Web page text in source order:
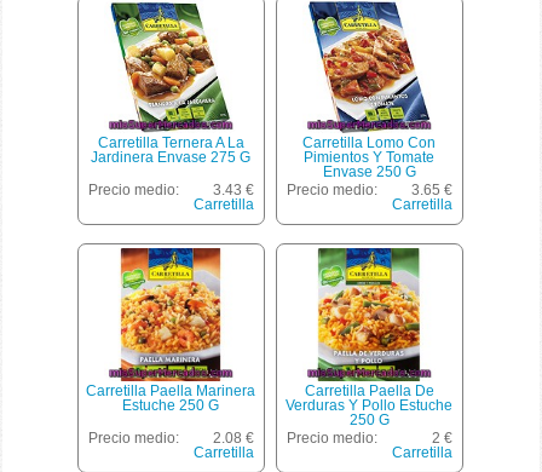
Carretilla Ternera A La
Jardinera Envase 275 G
Precio medio:
3.43 €
Carretilla
Carretilla Lomo Con
Pimientos Y Tomate
Envase 250 G
Precio medio:
3.65 €
Carretilla
Carretilla Paella Marinera
Estuche 250 G
Precio medio:
2.08 €
Carretilla
Carretilla Paella De
Verduras Y Pollo Estuche
250 G
Precio medio:
2 €
Carretilla